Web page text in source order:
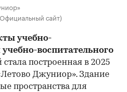
сайт)
учебно-
учебно-воспитательного
стала построенная в 2025
Джуниор». Здание
пространства для